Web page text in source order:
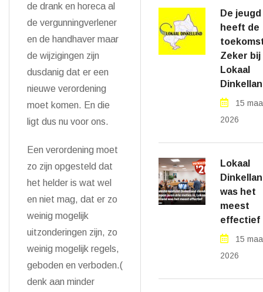
de drank en horeca al
de vergunningverlener
en de handhaver maar
de wijzigingen zijn
dusdanig dat er een
nieuwe verordening
moet komen. En die
ligt dus nu voor ons.
Een verordening moet
zo zijn opgesteld dat
het helder is wat wel
en niet mag, dat er zo
weinig mogelijk
uitzonderingen zijn, zo
weinig mogelijk regels,
geboden en verboden.(
denk aan minder
De jeugd
heeft de
Zeker bij
Lokaal
15
2026
Lokaal
was het
meest
effectief
15
2026